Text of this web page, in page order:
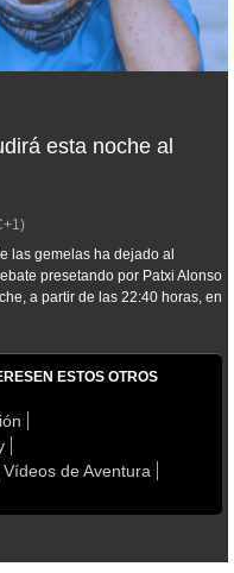
esta noche al
las gemelas ha dejado al
presetando por Patxi Alonso
a partir de las 22:40 horas, en
ESTOS OTROS
Vídeos de Aventura